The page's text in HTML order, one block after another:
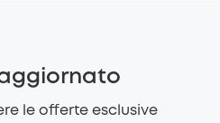
le offerte esclusive